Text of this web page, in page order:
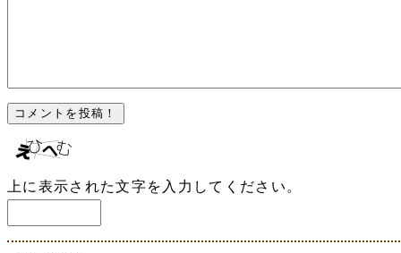
上に表示された文字を入力してください。